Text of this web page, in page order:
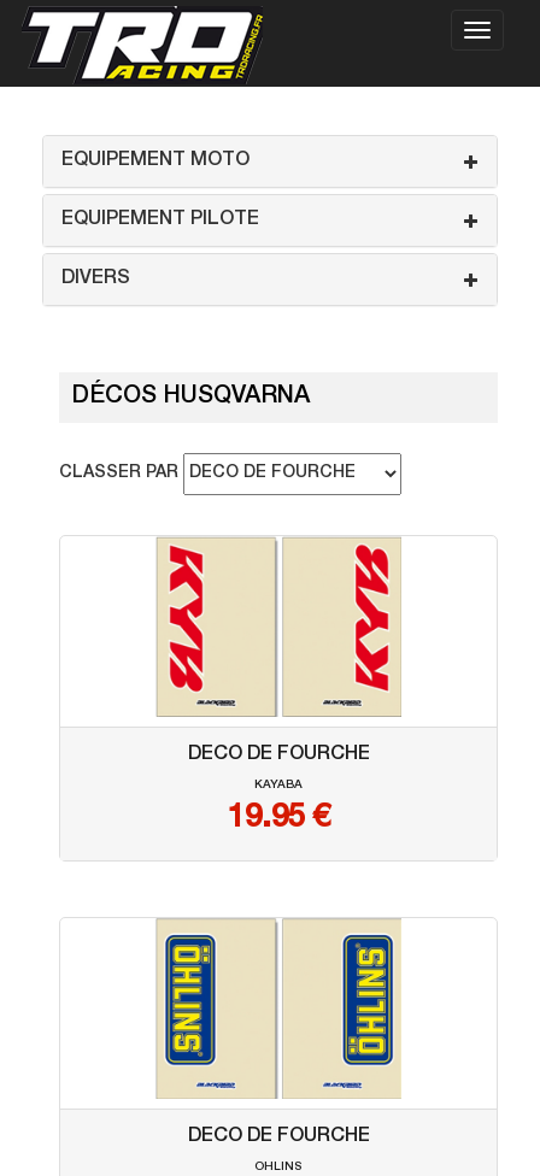
EQUIPEMENT MOTO
EQUIPEMENT PILOTE
DIVERS
DÉCOS HUSQVARNA
CLASSER PAR
DECO DE FOURCHE
KAYABA
19.95€
DECO DE FOURCHE
OHLINS